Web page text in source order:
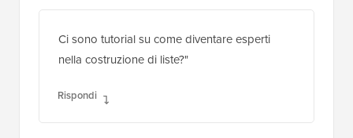
Ci sono tutorial su come diventare esperti
nella costruzione di liste?"
Rispondi